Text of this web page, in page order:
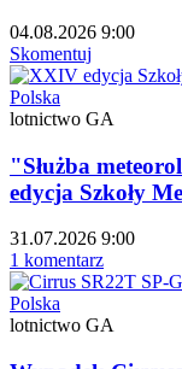
04.08.2026 9:00
Skomentuj
Polska
lotnictwo GA
"Służba
edycja Szkoły
31.07.2026 9:00
1 komentarz
Polska
lotnictwo GA